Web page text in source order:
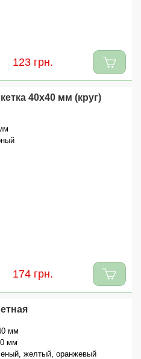
123 грн.
40x40 мм (круг)
174 грн.
мм
мм
желтый, оранжевый